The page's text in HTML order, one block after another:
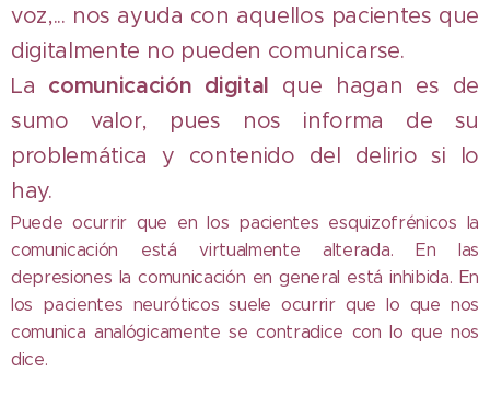
voz,... nos ayuda con aquellos pacientes que
digitalmente no pueden comunicarse.
La comunicación digital que hagan es de
sumo valor, pues nos informa de su
problemática y contenido del delirio si lo
hay.
Puede ocurrir que en los pacientes esquizofrénicos la
comunicación está virtualmente alterada. En las
depresiones la comunicación en general está inhibida. En
los pacientes neuróticos suele ocurrir que lo que nos
comunica analógicamente se contradice con lo que nos
dice.